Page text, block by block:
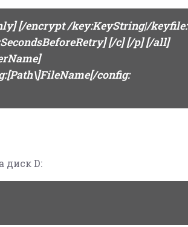
[/encrypt /key:KeyString|/keyfile:
[/c] [/p] [/all]
config:
диск D: